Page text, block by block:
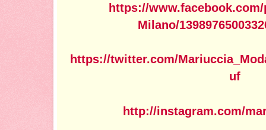
https://
Milano/
https://twitter.com/
uf
http://instagram.com/